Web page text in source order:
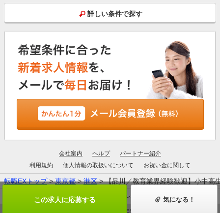
この求人に応募する 気になる！
詳しい条件で探す
会社案内 ヘルプ
パートナー紹介
利用規約
個人情報の取扱いについて お祝い金に関して
転職EXトップ>東京都>港区> 【品川／教育業界経験歓迎】小中高
厚生労働大臣許可：13-ユ-305190
© ZIGExN ALL RIGHTS RESERVED.